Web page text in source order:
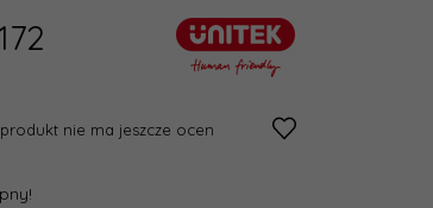
nie ma jeszcze ocen